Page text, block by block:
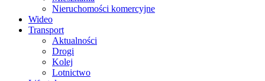
Nieruchomości komercyjne
Wideo
Transport
Aktualności
Drogi
Kolej
Lotnictwo